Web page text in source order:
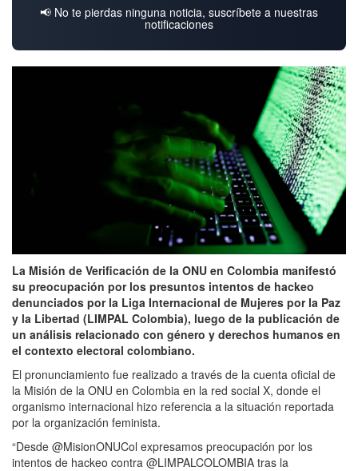
📢 No te pierdas ninguna noticia, suscríbete a nuestras
notificaciones
La Misión de Verificación de la ONU en Colombia manifestó
su preocupación por los presuntos intentos de hackeo
denunciados por la Liga Internacional de Mujeres por la Paz
y la Libertad (LIMPAL Colombia), luego de la publicación de
un análisis relacionado con género y derechos humanos en
el contexto electoral colombiano.
El pronunciamiento fue realizado a través de la cuenta oficial de
la Misión de la ONU en Colombia en la red social X, donde el
organismo internacional hizo referencia a la situación reportada
por la organización feminista.
“Desde @MisionONUCol expresamos preocupación por los
intentos de hackeo contra @LIMPALCOLOMBIA tras la